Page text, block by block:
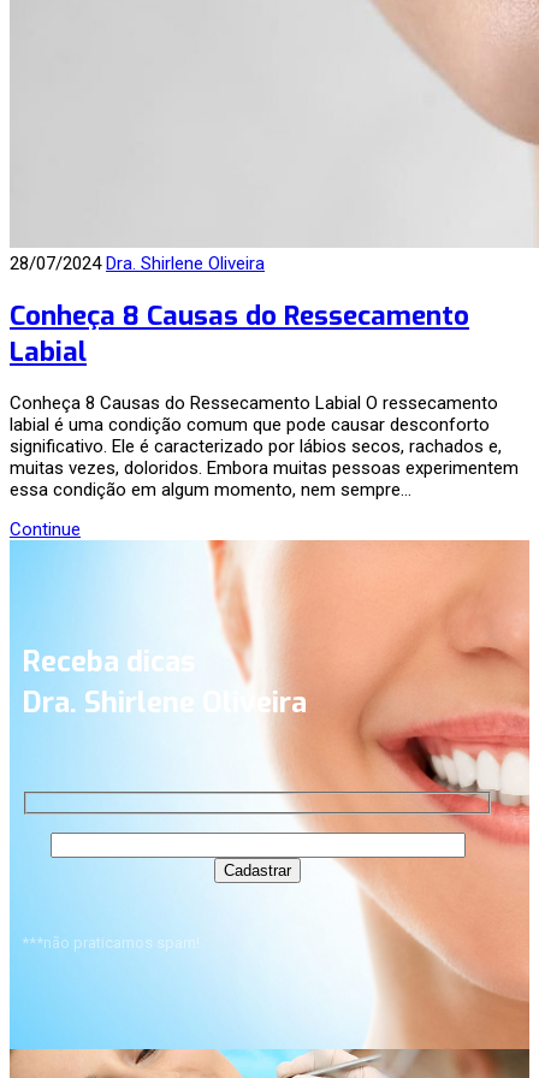
28/07/2024 Dra. Shirlene Oliveira
Conheça 8 Causas do Ressecamento
Labial
Conheça 8 Causas do Ressecamento Labial O ressecamento
labial é uma condição comum que pode causar desconforto
significativo. Ele é caracterizado por lábios secos, rachados e,
muitas vezes, doloridos. Embora muitas pessoas experimentem
essa condição em algum momento, nem sempre…
Continue
Receba dicas
Dra. Shirlene Oliveira
***não praticamos spam!